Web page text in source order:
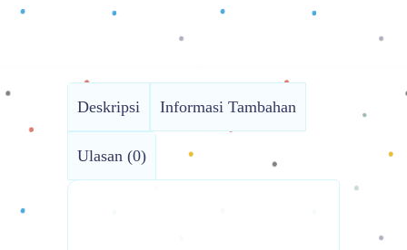
Deskripsi Informasi Tambahan
Ulasan (0)